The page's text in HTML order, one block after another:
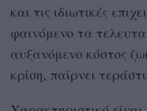
και τις ιδιωτικές
φαινόμενο τα
αυξανόμενο κόστος
κρίση, παίρνει